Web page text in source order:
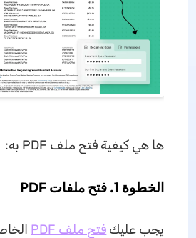
ها هي كيفية فتح ملف PDF به:
الخطوة 1. فتح ملفات PDF
يجب عليك فتح ملف PDF